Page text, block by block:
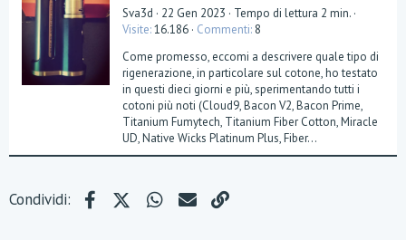
Sva3d 22 Gen 2023
Tempo di lettura 2 min.
Visite 16.186 Commenti 8
Come promesso, eccomi a descrivere quale tipo di
rigenerazione, in particolare sul cotone, ho testato
in questi dieci giorni e più, sperimentando tutti i
cotoni più noti (Cloud9, Bacon V2, Bacon Prime,
Titanium Fumytech, Titanium Fiber Cotton, Miracle
UD, Native Wicks Platinum Plus, Fiber...
Condividi: FacebookX (Twitter)WhatsApp
e-mail